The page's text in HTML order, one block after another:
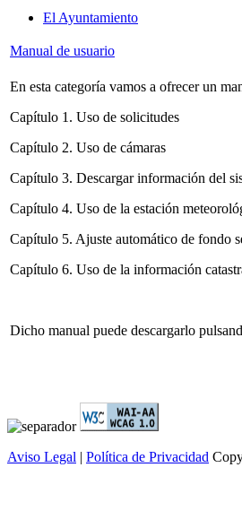
El Ayuntamiento
Manual de usuario
En esta categoría vamos a ofrecer un
Capítulo 1. Uso de solicitudes
Capítulo 2. Uso de cámaras
Capítulo 3. Descargar información del
Capítulo 4. Uso de la estación
Capítulo 5. Ajuste automático de fondo
Capítulo 6. Uso de la información
Dicho manual puede descargarlo
Aviso Legal | Política de Privacidad